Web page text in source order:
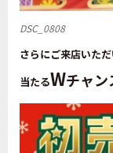
DSC_0808
さらにご来店いた
当たるWチャン